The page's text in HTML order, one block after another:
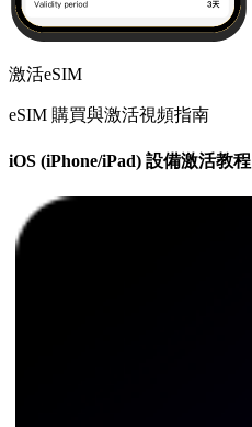
激活eSIM
eSIM 購買與激活視頻指南
iOS (iPhone/iPad) 設備激活教程